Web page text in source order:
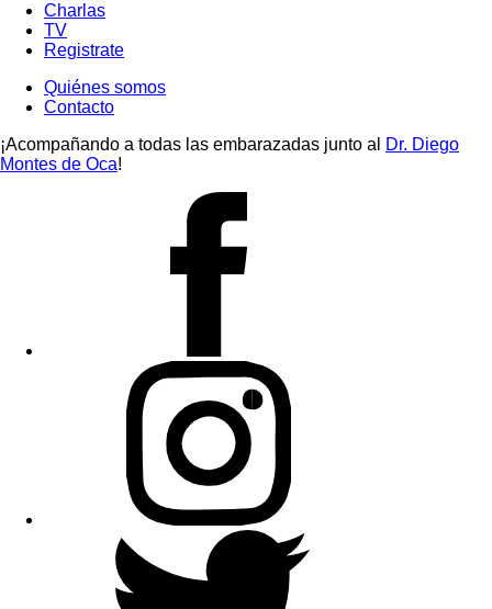
Charlas
TV
Registrate
Quiénes somos
Contacto
¡Acompañando a todas las embarazadas junto al Dr. Diego
Montes de Oca!